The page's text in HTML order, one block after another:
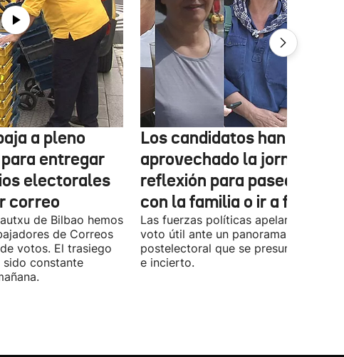
a pleno
entregar
electorales
correo
de Bilbao hemos
de Correos
votos. El trasiego
constante
Los candidatos han
aprovechado la jornada de
reflexión para pasear,
con la familia o ir a fiestas
Las fuerzas políticas apelaron ayer al
voto útil ante un panorama
postelectoral que se presume
e incierto.